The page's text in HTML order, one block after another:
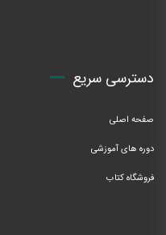
دسترسی سریع
صفحه اصلی
دوره های آموزشی
فروشگاه کتاب